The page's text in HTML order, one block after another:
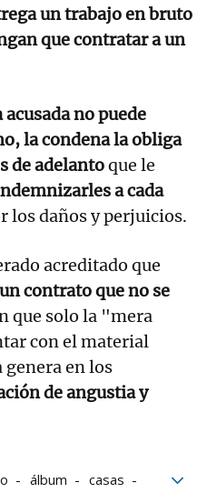
un trabajo en bruto
que contratar a un
acusada no puede
la condena la obliga
de adelantoque le
a cada
los daños y perjuicios.
acreditado que
contrato que no se
que solo la "mera
con el material
en los
de angustia y
álbum casas